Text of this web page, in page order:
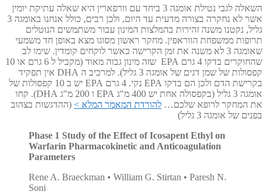
השאלה לגבי נטילת אומגה 3 ביחד עם וורפארין היא שאלה עתיקת יומין
אשר לא נחקרה בצורה מדעית עד היום, ולכן רבים, כולל אנחנו באומגה 3
גליל, נקטנו משנה זהירות בהמלצות המינון עבור משתמשים הנוטלים
תרופות ממשפחת הווראפין. מחקר ראשון מסוגו מצא באופן חד משמעי
שאומגה 3 לא משנה את זמן הקרישה כאשר לוקחים קומדין. שימו לב
שהחוקרים בדקו 4 גרם EPA שזה מינון גבוה מאוד (מקביל ל 6 גרם או 10
קפסולות של שמן דגים של אומגה 3 גליל). למרכיב ה DHA אין תפקיד
בקרישת הדם ולכן הם בדקו EPA נקי. 4 גרם EPA יש ב 10 קפסולות של
אומגה 3 גליל (בקפסולה אחת יש 400 מ"ג EPA ו 200 מ"ג DHA). קחו
את המחקר לרופא שלכם… להורדת המאמר המלא > (ההדגשות בצהוב
בפנים של אומגה 3 גליל)
Phase 1 Study of the Effect of Icosapent Ethyl on
Warfarin Pharmacokinetic and Anticoagulation
Parameters
Rene A. Braeckman • William G. Stirtan • Paresh N.
Soni